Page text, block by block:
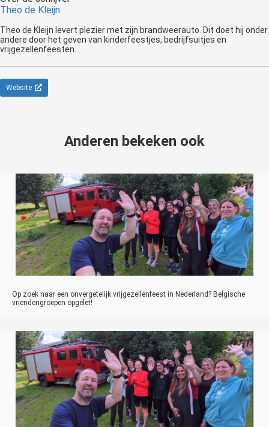
Theo de Kleijn
Theo de Kleijn levert plezier met zijn brandweerauto. Dit doet hij onder
andere door het geven van kinderfeestjes, bedrijfsuitjes en
vrijgezellenfeesten.
Website
Anderen bekeken ook
Op zoek naar een onvergetelijk vrijgezellenfeest in Nederland? Belgische
vriendengroepen opgelet!